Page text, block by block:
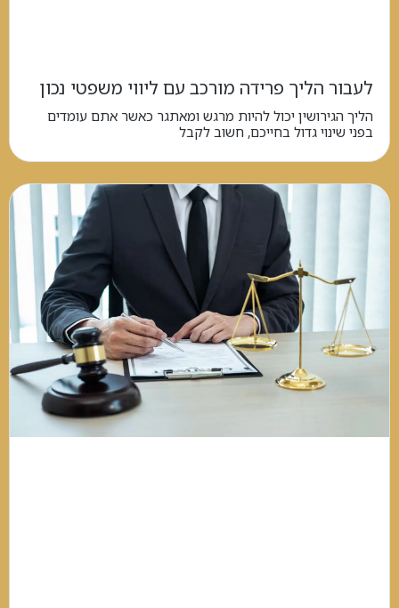
לעבור הליך פרידה מורכב עם ליווי משפטי נכון
הליך הגירושין יכול להיות מרגש ומאתגר כאשר אתם עומדים
בפני שינוי גדול בחייכם, חשוב לקבל